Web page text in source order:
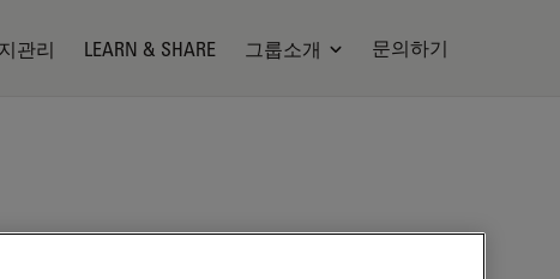
관리 LEARN & SHARE 그룹소개 문의하기